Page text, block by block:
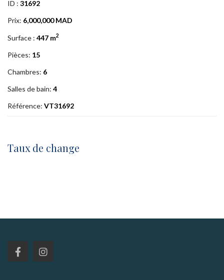
ID : 31692
Prix: 6,000,000 MAD
Surface : 447 m2
Pièces: 15
Chambres: 6
Salles de bain: 4
Référence: VT31692
Taux de change